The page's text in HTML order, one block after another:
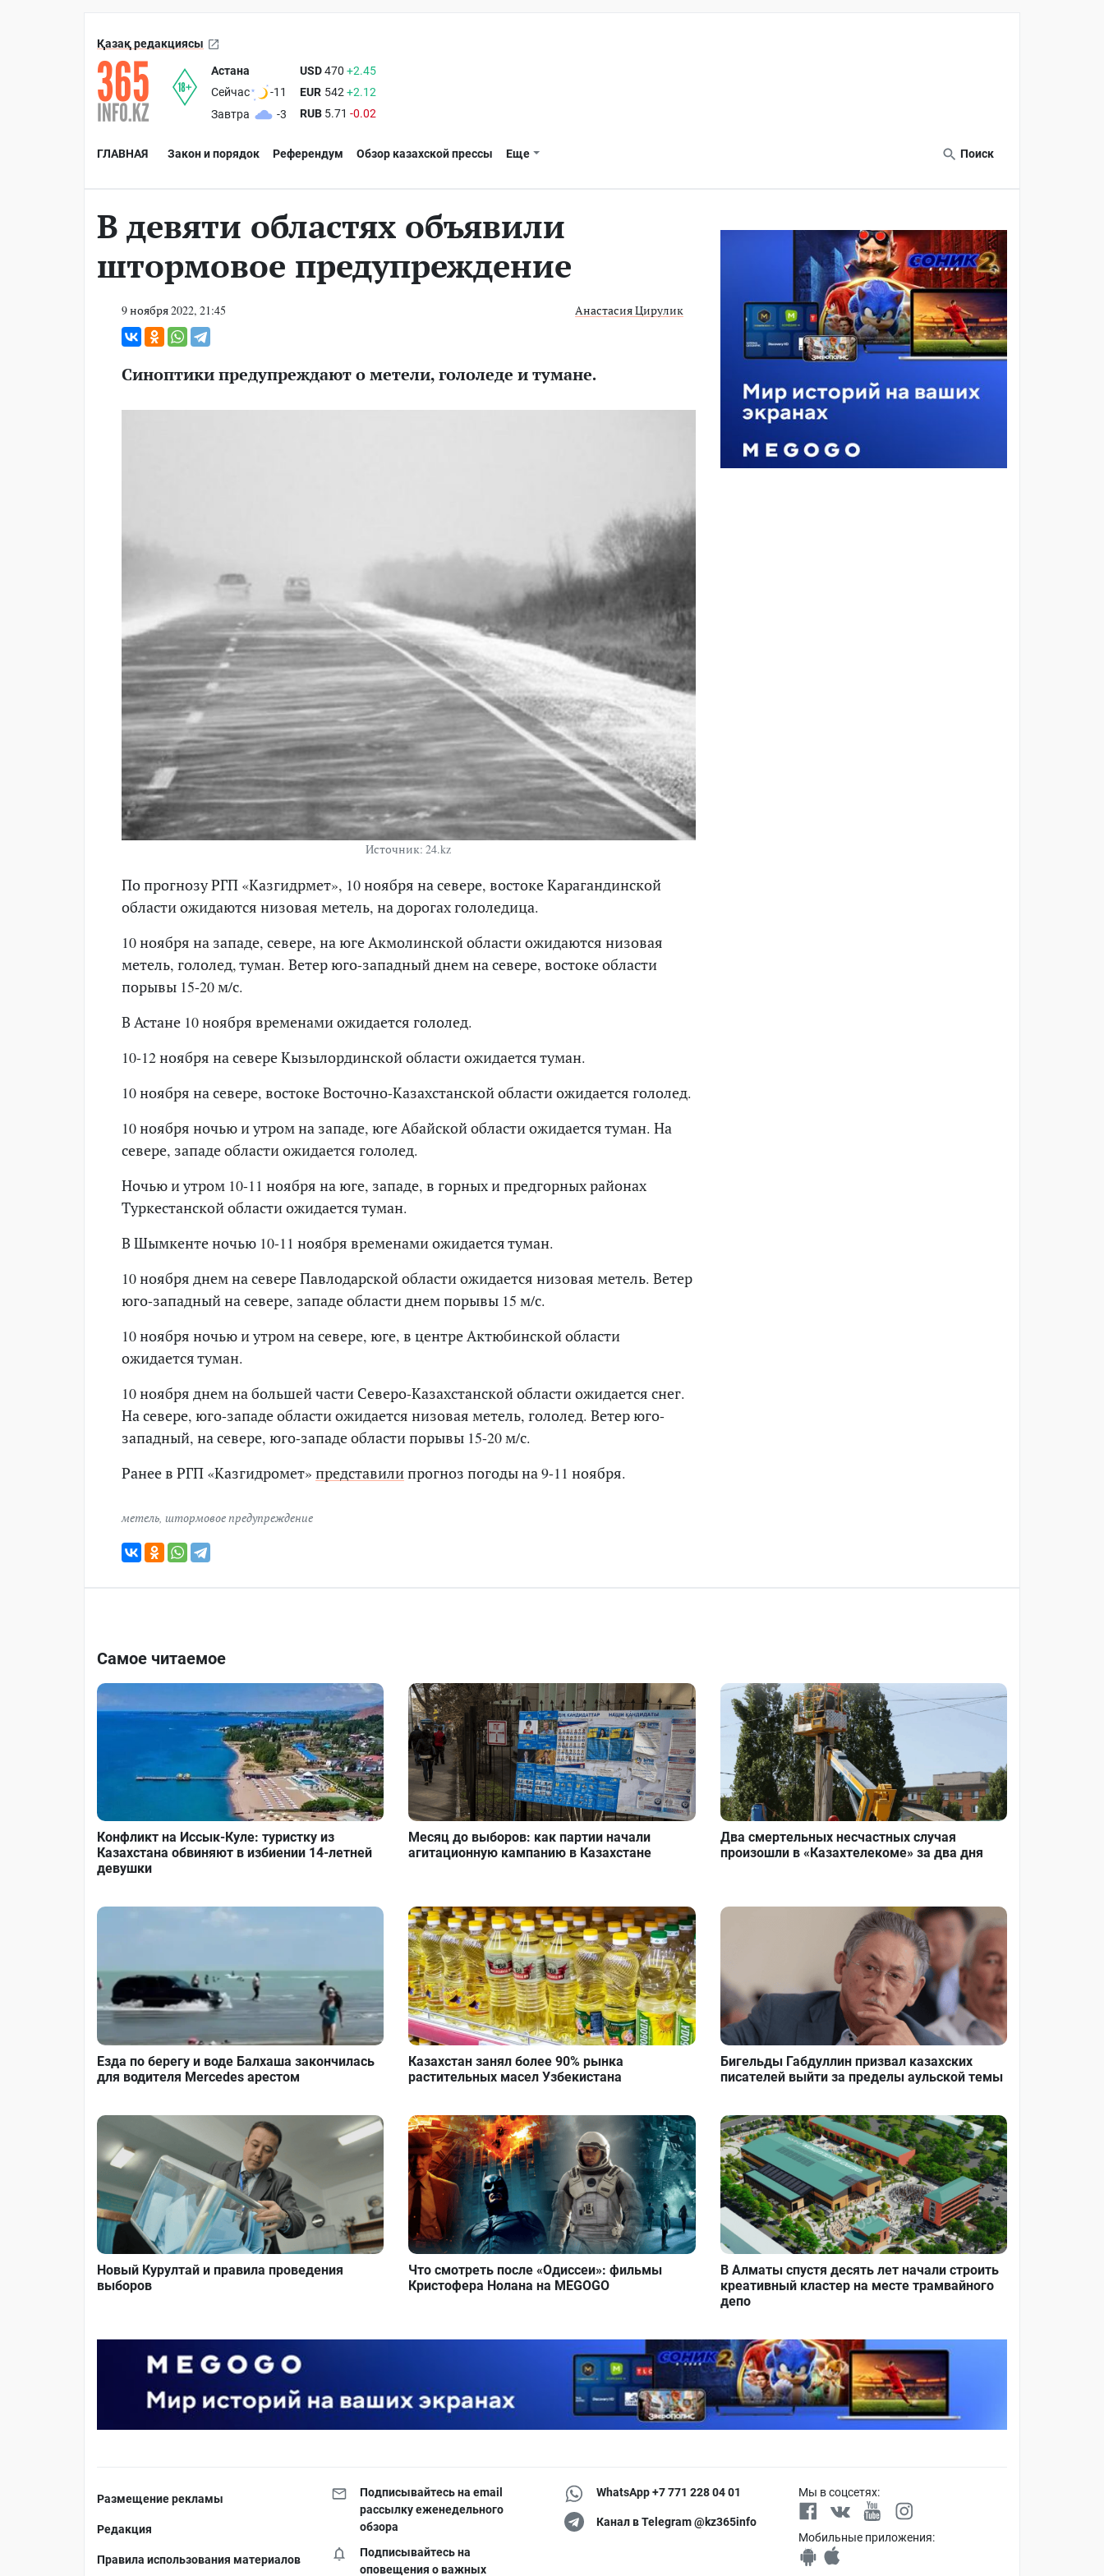
Қазақ редакциясы
Астана
Сейчас
-11
Завтра
-3
USD470 +2.45
EUR 542 +2.12
RUB 5.71 -0.02
ГЛАВНАЯ Закон и порядок Референдум Обзор казахской прессы Еще Поиск
В девяти областях объявили
штормовое предупреждение
9 ноября 2022, 21:45 Анастасия Цирулик
Синоптики предупреждают о метели, гололеде и тумане.
Источник: 24.kz
По прогнозу РГП «Казгидрмет», 10 ноября на севере, востоке Карагандинской
области ожидаются низовая метель, на дорогах гололедица.
10 ноября на западе, севере, на юге Акмолинской области ожидаются низовая
метель, гололед, туман. Ветер юго-западный днем на севере, востоке области
порывы 15-20 м/с.
В Астане 10 ноября временами ожидается гололед.
10-12 ноября на севере Кызылординской области ожидается туман.
10 ноября на севере, востоке Восточно-Казахстанской области ожидается гололед.
10 ноября ночью и утром на западе, юге Абайской области ожидается туман. На
севере, западе области ожидается гололед.
Ночью и утром 10-11 ноября на юге, западе, в горных и предгорных районах
Туркестанской области ожидается туман.
В Шымкенте ночью 10-11 ноября временами ожидается туман.
10 ноября днем на севере Павлодарской области ожидается низовая метель. Ветер
юго-западный на севере, западе области днем порывы 15 м/с.
10 ноября ночью и утром на севере, юге, в центре Актюбинской области
ожидается туман.
10 ноября днем на большей части Северо-Казахстанской области ожидается снег.
На севере, юго-западе области ожидается низовая метель, гололед. Ветер юго-
западный, на севере, юго-западе области порывы 15-20 м/с.
Ранее в РГП «Казгидромет» представилипрогноз погоды на 9-11 ноября.
метель штормовое предупреждение
Самое читаемое
Конфликт на Иссык-Куле: туристку из
Казахстана обвиняют в избиении 14-летней
девушки
Месяц до выборов: как партии начали
агитационную кампанию в Казахстане
Два смертельных несчастных случая
произошли в «Казахтелекоме» за два дня
Езда по берегу и воде Балхаша закончилась
для водителя Mercedes арестом
Казахстан занял более 90% рынка
растительных масел Узбекистана
Бигельды Габдуллин призвал казахских
писателей выйти за пределы аульской темы
Новый Курултай и правила проведения
выборов
Что смотреть после «Одиссеи»: фильмы
Кристофера Нолана на MEGOGO
В Алматы спустя десять лет начали строить
креативный кластер на месте трамвайного
депо
Размещение рекламы
Редакция
Правила использования материалов
Подписывайтесь на email
рассылку еженедельного
обзора
Подписывайтесь на
оповещения о важных
WhatsApp +7 771 228 04 01
Канал в Telegram @kz365info
Мы в соцсетях:
Мобильные приложения: